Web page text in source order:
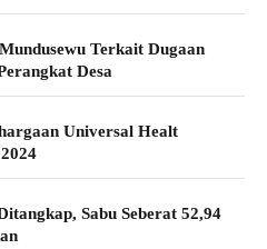
Terkait Dugaan
Desa
Universal Healt
Sabu Seberat 52,94